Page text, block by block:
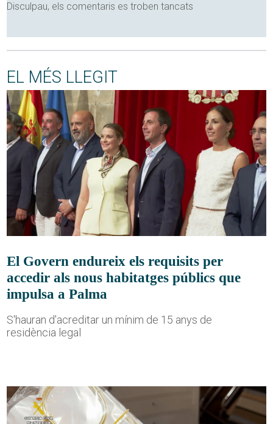
Disculpau, els comentaris es troben tancats
EL MÉS LLEGIT
El Govern endureix els requisits per
accedir als nous habitatges públics que
impulsa a Palma
S'hauran d'acreditar un mínim de 15 anys de
residència legal